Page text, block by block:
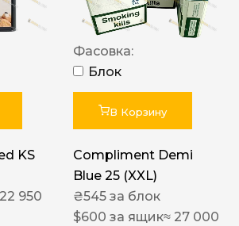
KS
950
Фасовка:
Блок
В Корзину
Compliment Demi
Blue 25 (XXL)
₴545 за блок
$600 за ящик≈ 27 000